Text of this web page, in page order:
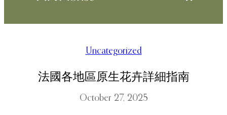
Uncategorized
法國各地區原生花卉詳細指南
October 27, 2025